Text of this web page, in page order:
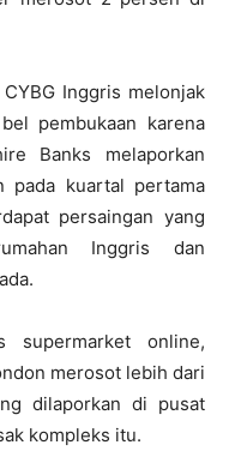
Inggris melonjak
pembukaan karena
Banks melaporkan
pada kuartal pertama
persaingan yang
Inggris dan
supermarket online,
merosot lebih dari
dilaporkan di pusat
kompleks itu.